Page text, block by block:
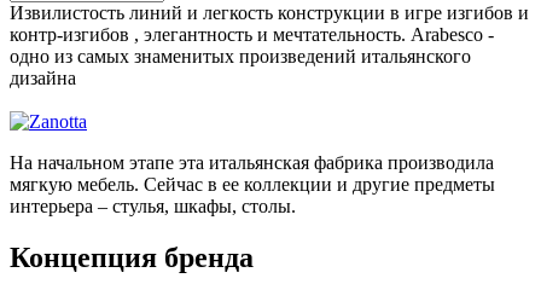
Извилистость линий и легкость конструкции в игре изгибов и
контр-изгибов , элегантность и мечтательность. Arabesco -
одно из самых знаменитых произведений итальянского
дизайна
На начальном этапе эта итальянская фабрика производила
мягкую мебель. Сейчас в ее коллекции и другие предметы
интерьера – стулья, шкафы, столы.
Концепция бренда